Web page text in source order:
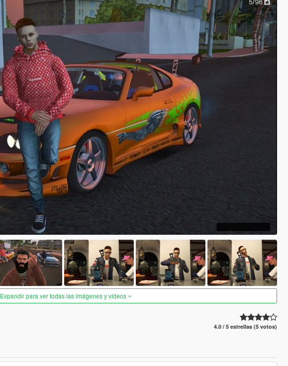
Expandir para ver todas las imágenes y vídeos
4.0 / 5 estrellas (5 votos)